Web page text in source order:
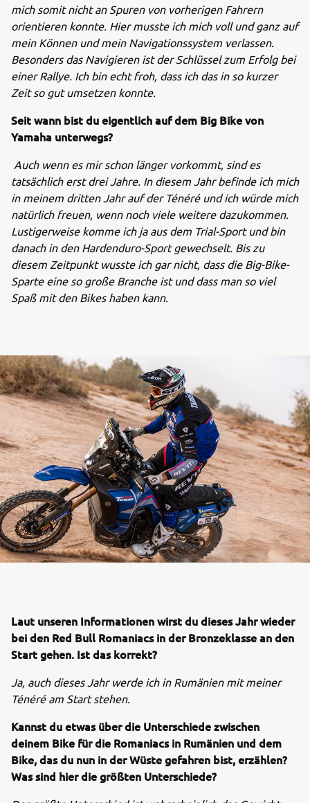
mich somit nicht an Spuren von vorherigen Fahrern
orientieren konnte. Hier musste ich mich voll und ganz auf
mein Können und mein Navigationssystem verlassen.
Besonders das Navigieren ist der Schlüssel zum Erfolg bei
einer Rallye. Ich bin echt froh, dass ich das in so kurzer
Zeit so gut umsetzen konnte.
Seit wann bist du eigentlich auf dem Big Bike von
Yamaha unterwegs?
Auch wenn es mir schon länger vorkommt, sind es
tatsächlich erst drei Jahre. In diesem Jahr befinde ich mich
in meinem dritten Jahr auf der Ténéré und ich würde mich
natürlich freuen, wenn noch viele weitere dazukommen.
Lustigerweise komme ich ja aus dem Trial-Sport und bin
danach in den Hardenduro-Sport gewechselt. Bis zu
diesem Zeitpunkt wusste ich gar nicht, dass die Big-Bike-
Sparte eine so große Branche ist und dass man so viel
Spaß mit den Bikes haben kann.
Laut unseren Informationen wirst du dieses Jahr wieder
bei den Red Bull Romaniacs in der Bronzeklasse an den
Start gehen. Ist das korrekt?
Ja, auch dieses Jahr werde ich in Rumänien mit meiner
Ténéré am Start stehen.
Kannst du etwas über die Unterschiede zwischen
deinem Bike für die Romaniacs in Rumänien und dem
Bike, das du nun in der Wüste gefahren bist, erzählen?
Was sind hier die größten Unterschiede?